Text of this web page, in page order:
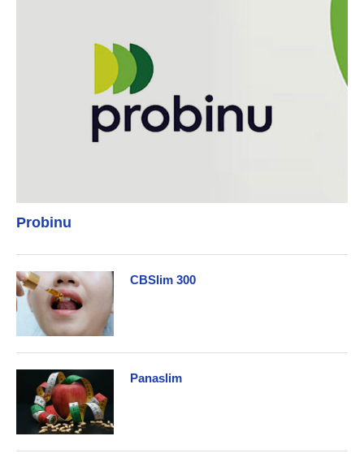
Probinu
CBSlim 300
Panaslim